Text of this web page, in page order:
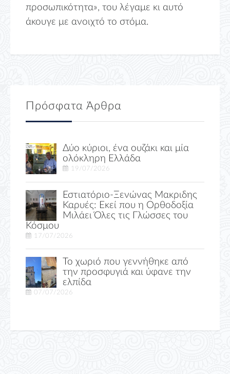
προσωπικότητα», του λέγαμε κι αυτό
άκουγε με ανοιχτό το στόμα.
Πρόσφατα Άρθρα
Δύο κύριοι, ένα ουζάκι και μία
ολόκληρη Ελλάδα
19/07/2026
Εστιατόριο-Ξενώνας Μακριδης
Καρυές: Εκεί που η Ορθοδοξία
Μιλάει Όλες τις Γλώσσες του
Κόσμου
17/07/2026
Το χωριό που γεννήθηκε από
την προσφυγιά και ύφανε την
ελπίδα
07/07/2026